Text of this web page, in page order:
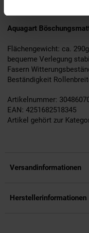
Aquagart
Flächengewicht: ca.
bequeme Verlegung
Fasern
Beständigkeit
Artikelnummer:
EAN: 4251682518345
Artikel gehört zur
Versandinformationen
Herstellerinformationen